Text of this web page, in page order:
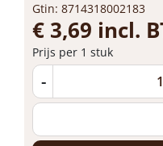
Gtin: 8714318002183
€ 3,69 incl.
Prijs per 1 stuk
-